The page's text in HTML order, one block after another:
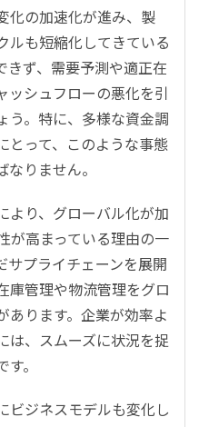
化の加速化が進み、製
ルも短縮化してきている
きず、需要予測や適正在
ッシュフローの悪化を引
う。特に、多様な資金調
とって、このような事態
りません。
より、グローバル化が加
が高まっている理由の一
サプライチェーンを展開
庫管理や物流管理をグロ
あります。企業が効率よ
は、スムーズに状況を捉
。
ビジネスモデルも変化し